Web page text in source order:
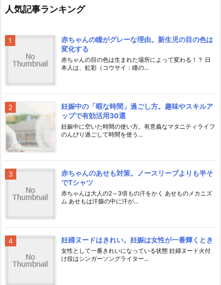
ー
人気記事ランキング
赤ちゃんの瞳がグレーな理由。新生児の目の色は
変化する
赤ちゃんの目の色は生まれた場所によって変わる！？ 日
本人は、虹彩（コウサイ：瞳の...
妊娠中の「暇な時間」過ごし方。趣味やスキルア
ップで有効活用30選
妊娠中に空いた時間の使い方。有意義なマタニティライフ
のんびり過ごして時間を使う...
赤ちゃんのあせも対策。ノースリーブよりも半そ
でTシャツ
赤ちゃんは大人の2～3倍もの汗をかく あせものメカニズ
ム あせもは汗腺の中に汗が...
妊婦ヌードはきれい。妊娠は女性が一番輝くとき
女性として一番きれいになっている状態 妊婦ヌード火付
け役はシンガーソングライター...